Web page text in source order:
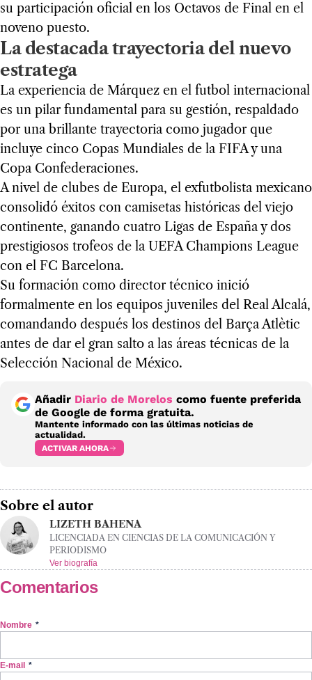
su participación oficial en los Octavos de Final en el
noveno puesto.
La destacada trayectoria del nuevo
estratega
La experiencia de Márquez en el futbol internacional
es un pilar fundamental para su gestión, respaldado
por una brillante trayectoria como jugador que
incluye cinco Copas Mundiales de la FIFA y una
Copa Confederaciones.
A nivel de clubes de Europa, el exfutbolista mexicano
consolidó éxitos con camisetas históricas del viejo
continente, ganando cuatro Ligas de España y dos
prestigiosos trofeos de la UEFA Champions League
con el FC Barcelona.
Su formación como director técnico inició
formalmente en los equipos juveniles del Real Alcalá,
comandando después los destinos del Barça Atlètic
antes de dar el gran salto a las áreas técnicas de la
Selección Nacional de México.
Añadir Diario de Morelos como fuente preferida
de Google de forma gratuita.
Mantente informado con las últimas noticias de
actualidad.
ACTIVAR AHORA
Sobre el autor
LIZETH BAHENA
LICENCIADA EN CIENCIAS DE LA COMUNICACIÓN Y
PERIODISMO
Ver biografía
Comentarios
Nombre *
E-mail *